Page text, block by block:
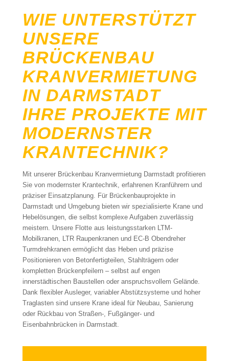
WIE UNTERSTÜTZT
UNSERE
BRÜCKENBAU
KRANVERMIETUNG
IN DARMSTADT
IHRE PROJEKTE MIT
MODERNSTER
KRANTECHNIK?
Mit unserer Brückenbau Kranvermietung Darmstadt profitieren
Sie von modernster Krantechnik, erfahrenen Kranführern und
präziser Einsatzplanung. Für Brückenbauprojekte in
Darmstadt und Umgebung bieten wir spezialisierte Krane und
Hebelösungen, die selbst komplexe Aufgaben zuverlässig
meistern. Unsere Flotte aus leistungsstarken LTM-
Mobilkranen, LTR Raupenkranen und EC-B Obendreher
Turmdrehkranen ermöglicht das Heben und präzise
Positionieren von Betonfertigteilen, Stahlträgern oder
kompletten Brückenpfeilern – selbst auf engen
innerstädtischen Baustellen oder anspruchsvollem Gelände.
Dank flexibler Ausleger, variabler Abstützsysteme und hoher
Traglasten sind unsere Krane ideal für Neubau, Sanierung
oder Rückbau von Straßen-, Fußgänger- und
Eisenbahnbrücken in Darmstadt.